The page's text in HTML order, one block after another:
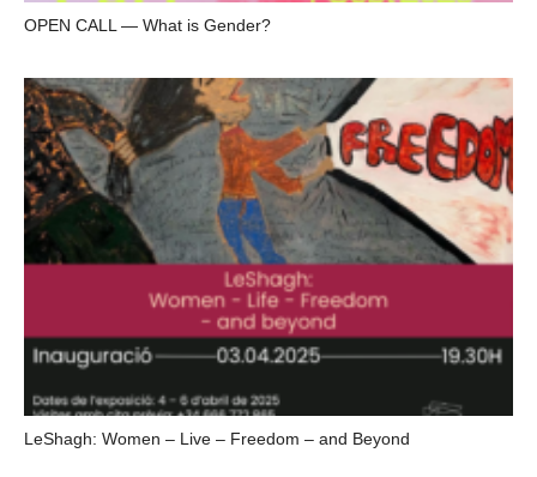
OPEN CALL — What is Gender?
LeShagh: Women – Live – Freedom – and Beyond